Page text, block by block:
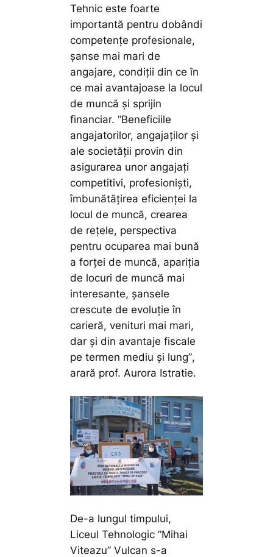
Tehnic este foarte
importantă pentru dobândi
competențe profesionale,
șanse mai mari de
angajare, condiții din ce în
ce mai avantajoase la locul
de muncă și sprijin
financiar. ”Beneficiile
angajatorilor, angajaților și
ale societății provin din
asigurarea unor angajați
competitivi, profesioniști,
îmbunătățirea eficienței la
locul de muncă, crearea
de rețele, perspectiva
pentru ocuparea mai bună
a forței de muncă, apariția
de locuri de muncă mai
interesante, șansele
crescute de evoluție în
carieră, venituri mai mari,
dar și din avantaje fiscale
pe termen mediu și lung”,
arară prof. Aurora Istratie.
De-a lungul timpului,
Liceul Tehnologic ”Mihai
Viteazu” Vulcan s-a